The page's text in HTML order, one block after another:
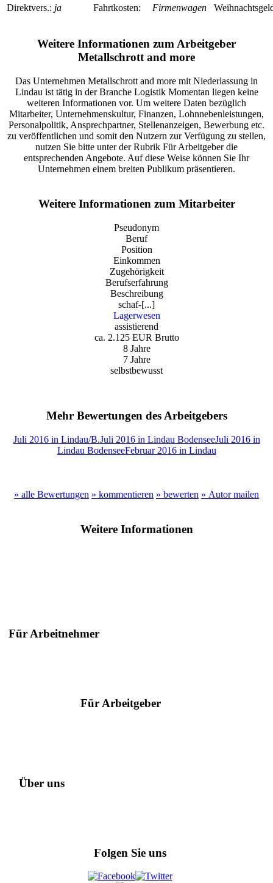
Direktvers.: ja Fahrtkosten: Firmenwagen
Weitere Informationen zum Arbeitgeber
Metallschrott and more
Das Unternehmen Metallschrott and more mit Niederlassung in
Lindau ist tätig in der Branche Logistik Momentan liegen keine
weiteren Informationen vor. Um weitere Daten bezüglich
Mitarbeiter, Unternehmenskultur, Finanzen, Lohnnebenleistungen,
Personalpolitik, Ansprechpartner, Stellenanzeigen, Bewerbung etc.
zu veröffentlichen und somit den Nutzern zur Verfügung zu stellen,
nutzen Sie bitte unter der Rubrik Für Arbeitgeber die
entsprechenden Angebote. Auf diese Weise können Sie Ihr
Unternehmen einem breiten Publikum präsentieren.
Weitere Informationen zum Mitarbeiter
Pseudonym
Beruf
Position
Einkommen
Zugehörigkeit
Berufserfahrung
Beschreibung
schaf-[...]
Lagerwesen
assistierend
ca. 2.125 EUR Brutto
8 Jahre
7 Jahre
selbstbewusst
Mehr Bewertungen des Arbeitgebers
Juli 2016 in Lindau/B.Juli 2016 in Lindau BodenseeJuli 2016 in
Lindau BodenseeFebruar 2016 in Lindau
» alle Bewertungen » kommentieren » bewerten » Autor mailen
Weitere Informationen
Für Arbeitnehmer
Für Arbeitgeber
Über uns
Folgen Sie uns